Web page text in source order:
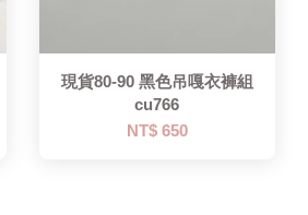
現貨80-90 黑色吊嘎衣褲組
cu766
NT$ 650